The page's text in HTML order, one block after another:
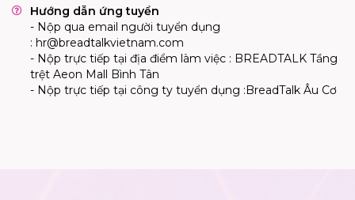
Hướng dẫn ứng tuyển
- Nộp qua email người tuyển dụng
: hr@breadtalkvietnam.com
- Nộp trực tiếp tại địa điểm làm việc : BREADTALK Tầng
trệt Aeon Mall Bình Tân
- Nộp trực tiếp tại công ty tuyển dụng :BreadTalk Âu Cơ